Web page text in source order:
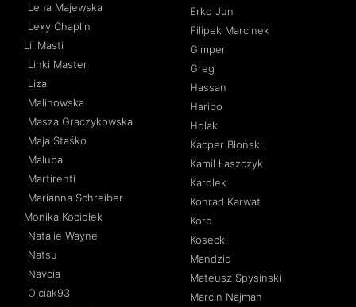
Lena Majewska
Lexy Chaplin
Lil Masti
Linki Master
Liza
Malinowska
Masza Graczykowska
Maja Staśko
Maluba
Martirenti
Marianna Schreiber
Monika Kociołek
Natalie Wayne
Natsu
Navcia
Olciak93
Erko Jun
Filipek Marcinek
Gimper
Greg
Hassan
Haribo
Holak
Kacper Błoński
Kamil Łaszczyk
Karolek
Konrad Karwat
Koro
Kosecki
Mandzio
Mateusz Spysiński
Marcin Najman